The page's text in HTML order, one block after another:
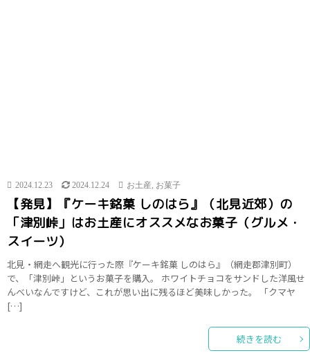
2024.12.23 2024.12.24 お土産, お菓子
【発見】『ケーキ銘菓 しのはら』（北見近郊）の
「津別峠」はお土産にオススメなお菓子（グルメ・
スイーツ）
北見・網走へ観光に行った際『ケーキ銘菓 しのはら』（網走郡津別町）
で、「津別峠」というお菓子を購入。 ホワイトチョコをサンドした洋風せ
んべいなんですけど、これが思い出に残るほど美味しかった。 「クマヤ
[…]
続きを読む